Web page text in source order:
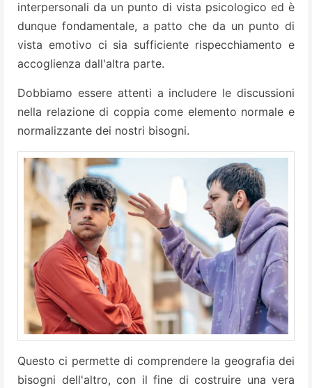
interpersonali da un punto di vista psicologico ed è
dunque fondamentale, a patto che da un punto di
vista emotivo ci sia sufficiente rispecchiamento e
accoglienza dall'altra parte.
Dobbiamo essere attenti a includere le discussioni
nella relazione di coppia come elemento normale e
normalizzante dei nostri bisogni.
Questo ci permette di comprendere la geografia dei
bisogni dell'altro, con il fine di costruire una vera